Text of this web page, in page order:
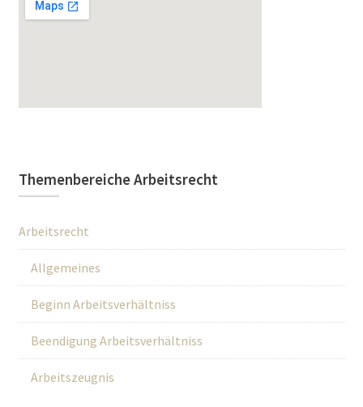
Themenbereiche Arbeitsrecht
Arbeitsrecht
Allgemeines
Beginn Arbeitsverhältniss
Beendigung Arbeitsverhältniss
Arbeitszeugnis